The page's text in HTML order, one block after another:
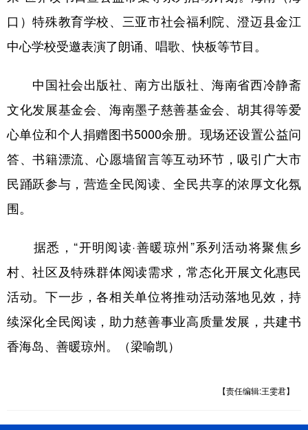
口）特殊教育学校、三亚市社会福利院、澄迈县金江
中心学校受邀表演了朗诵、唱歌、快板等节目。
中国社会出版社、南方出版社、海南省西冷静斋
文化发展基金会、海南墨子慈善基金会、胡其得等爱
心单位和个人捐赠图书5000余册。现场还设置公益问
答、书籍漂流、心愿墙留言等互动环节，吸引广大市
民踊跃参与，营造全民阅读、全民共享的浓厚文化氛
围。
据悉，“开明阅读·善暖琼州”系列活动将聚焦乡
村、社区及特殊群体阅读需求，常态化开展文化惠民
活动。下一步，各相关单位将推动活动落地见效，持
续深化全民阅读，助力慈善事业高质量发展，共建书
香海岛、善暖琼州。（梁喻凯）
【责任编辑:王雯君】